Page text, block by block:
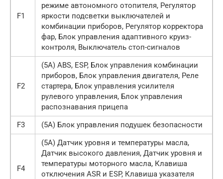
F1
режиме автономного отопителя, Регулятор
яркости подсветки выключателей и
комбинации приборов, Регулятор корректора
фар, Блок управления адаптивного круиз-
контроля, Выключатель стоп-сигналов
F2
(5А) АВS, ESP, Блок управления комбинации
приборов, Блок управления двигателя, Реле
стартера, Блок управления усилителя
рулевого управления, Блок управления
распознавания прицепа
F3
(5A) Блок управления подушек безопасности
F4
(5А) Датчик уровня и температуры масла,
Датчик высокого давления, Датчик уровня и
температуры моторного масла, Клавиша
отключения ASR и ESP, Клавиша указателя